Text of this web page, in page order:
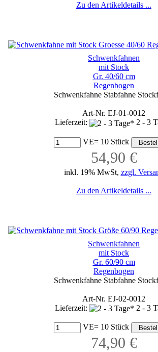
Zu den Artikeldetails ...
Schwenkfahnen
mit Stock
Gr. 40/60 cm
Regenbogen
Schwenkfahne Stabfahne
Art-Nr. EJ-01-0012
Lieferzeit:
2 - 3
VE= 10 Stück
54,90 €
inkl. 19% MwSt, zzgl.
Zu den Artikeldetails ...
Schwenkfahnen
mit Stock
Gr. 60/90 cm
Regenbogen
Schwenkfahne Stabfahne
Art-Nr. EJ-02-0012
Lieferzeit:
2 - 3
VE= 10 Stück
74,90 €